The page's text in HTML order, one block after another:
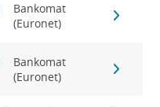
Bankomat
(Euronet)
Bankomat
(Euronet)